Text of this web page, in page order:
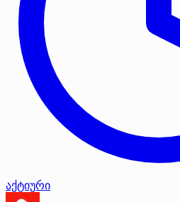
აქტიური